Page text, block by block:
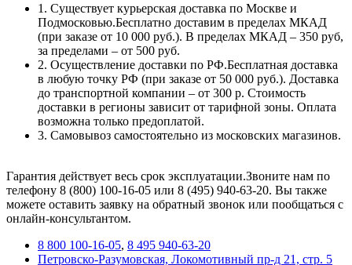
1. Существует курьерская доставка по Москве и
Подмосковью.Бесплатно доставим в пределах МКАД
(при заказе от 10 000 руб.). В пределах МКАД – 350 руб,
за пределами – от 500 руб.
2. Осуществление доставки по РФ.Бесплатная доставка
в любую точку РФ (при заказе от 50 000 руб.). Доставка
до транспортной компании – от 300 р. Стоимость
доставки в регионы зависит от тарифной зоны. Оплата
возможна только предоплатой.
3. Самовывоз самостоятельно из московских магазинов.
Гарантия действует весь срок эксплуатации.Звоните нам по
телефону 8 (800) 100-16-05 или 8 (495) 940-63-20. Вы также
можете оставить заявку на обратный звонок или пообщаться с
онлайн-консультантом.
8 800 100-16-05, 8 495 940-63-20
Петровско-Разумовская, Локомотивный пр-д 21, стр. 5